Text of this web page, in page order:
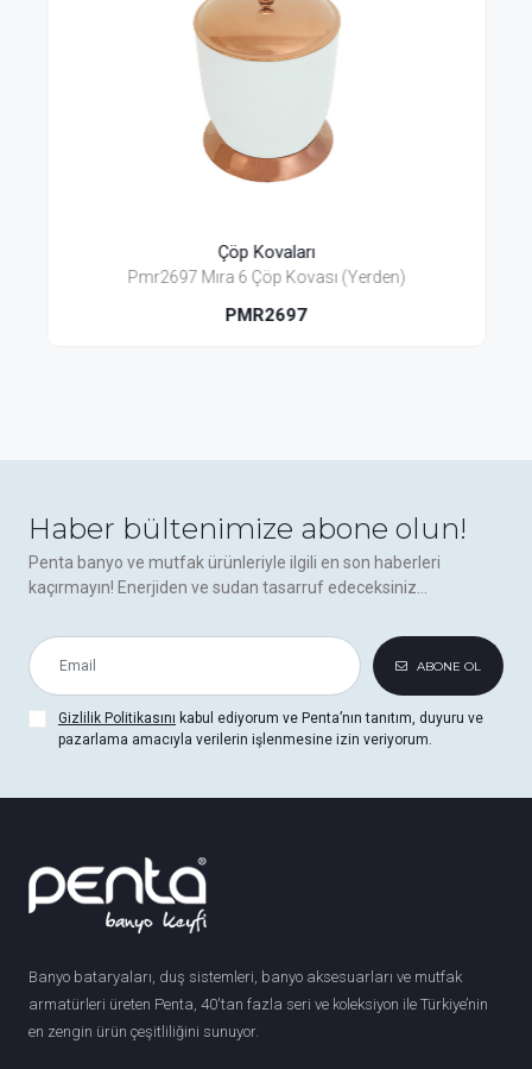
Çöp Kovaları
Pmr2697 Mıra 6 Çöp Kovası (Yerden)
PMR2697
Haber bültenimize abone olun!
Penta banyo ve mutfak ürünleriyle ilgili en son haberleri
kaçırmayın! Enerjiden ve sudan tasarruf edeceksiniz...
ABONE OL
Gizlilik Politikasını kabul ediyorum ve Penta’nın tanıtım, duyuru ve
pazarlama amacıyla verilerin işlenmesine izin veriyorum.
Banyo bataryaları, duş sistemleri, banyo aksesuarları ve mutfak
armatürleri üreten Penta, 40'tan fazla seri ve koleksiyon ile Türkiye’nin
en zengin ürün çeşitliliğini sunuyor.